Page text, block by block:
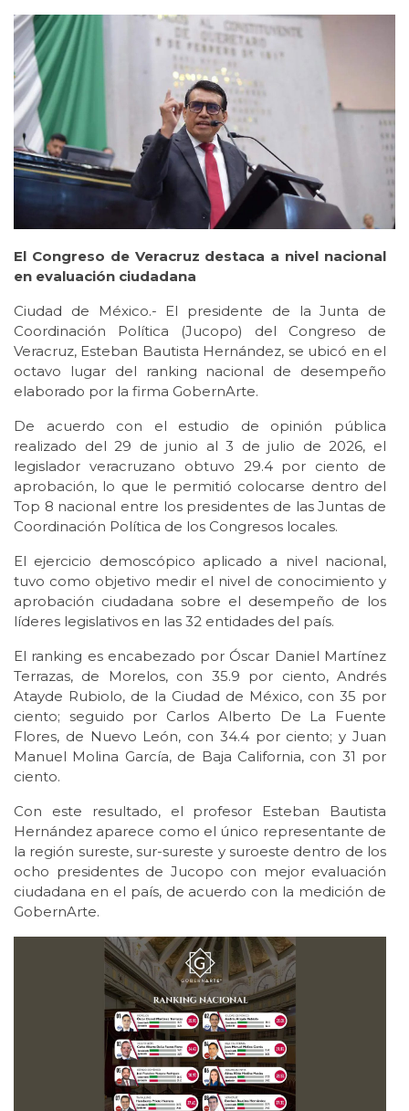
El Congreso de Veracruz destaca a nivel nacional
en evaluación ciudadana
Ciudad de México.- El presidente de la Junta de
Coordinación Política (Jucopo) del Congreso de
Veracruz, Esteban Bautista Hernández, se ubicó en el
octavo lugar del ranking nacional de desempeño
elaborado por la firma GobernArte.
De acuerdo con el estudio de opinión pública
realizado del 29 de junio al 3 de julio de 2026, el
legislador veracruzano obtuvo 29.4 por ciento de
aprobación, lo que le permitió colocarse dentro del
Top 8 nacional entre los presidentes de las Juntas de
Coordinación Política de los Congresos locales.
El ejercicio demoscópico aplicado a nivel nacional,
tuvo como objetivo medir el nivel de conocimiento y
aprobación ciudadana sobre el desempeño de los
líderes legislativos en las 32 entidades del país.
El ranking es encabezado por Óscar Daniel Martínez
Terrazas, de Morelos, con 35.9 por ciento, Andrés
Atayde Rubiolo, de la Ciudad de México, con 35 por
ciento; seguido por Carlos Alberto De La Fuente
Flores, de Nuevo León, con 34.4 por ciento; y Juan
Manuel Molina García, de Baja California, con 31 por
ciento.
Con este resultado, el profesor Esteban Bautista
Hernández aparece como el único representante de
la región sureste, sur-sureste y suroeste dentro de los
ocho presidentes de Jucopo con mejor evaluación
ciudadana en el país, de acuerdo con la medición de
GobernArte.